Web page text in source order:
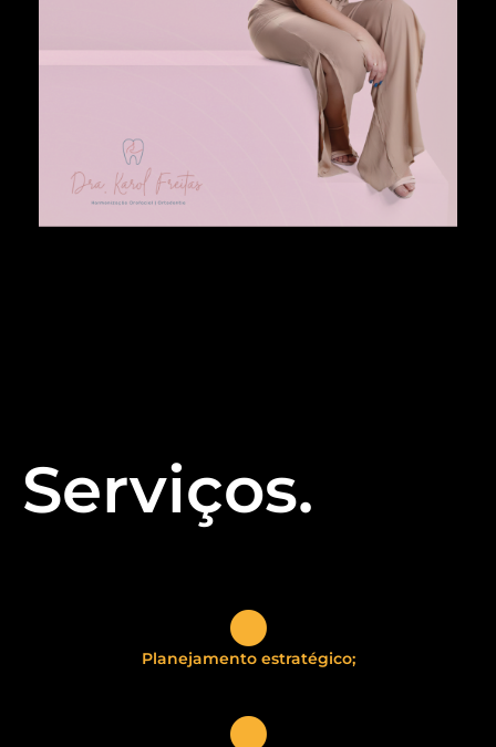
Serviços.
Planejamento estratégico;